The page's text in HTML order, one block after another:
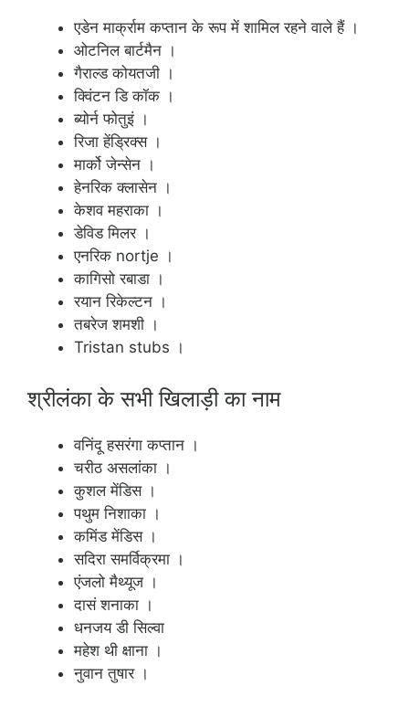
एडेन मार्क्राम कप्तान के रूप में शामिल रहने वाले हैं ।
ओटनिल बार्टमैन ।
गैराल्ड कोयतजी ।
क्विंटन डि कॉक ।
ब्योर्न फोतुइं ।
रिजा हेंड्रिक्स ।
मार्को जेन्सेन ।
हेनरिक क्लासेन ।
केशव महराका ।
डेविड मिलर ।
एनरिक nortje ।
कागिसो रबाडा ।
रयान रिकेल्टन ।
तबरेज शमशी ।
Tristan stubs ।
श्रीलंका के सभी खिलाड़ी का नाम
वनिंदू हसरंगा कप्तान ।
चरीठ असलांका ।
कुशल मेंडिस ।
पथुम निशाका ।
कमिंड मेंडिस ।
सदिरा समर्विक्रमा ।
एंजलो मैथ्यूज ।
दासं शनाका ।
धनजय डी सिल्वा
महेश थी क्षाना ।
नुवान तुषार ।